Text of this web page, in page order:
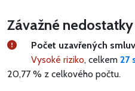
Závažné
Počet uzavřených
Vysoké riziko, celkem 27
20,77 % z celkového počtu.